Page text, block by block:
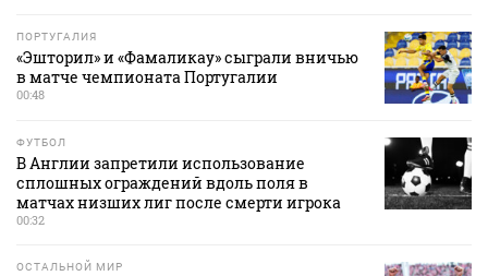
ПОРТУГАЛИЯ
«Эшторил» и «Фамаликау» сыграли вничью
в матче чемпионата Португалии
00:48
ФУТБОЛ
В Англии запретили использование
сплошных ограждений вдоль поля в
матчах низших лиг после смерти игрока
00:32
ОСТАЛЬНОЙ МИР